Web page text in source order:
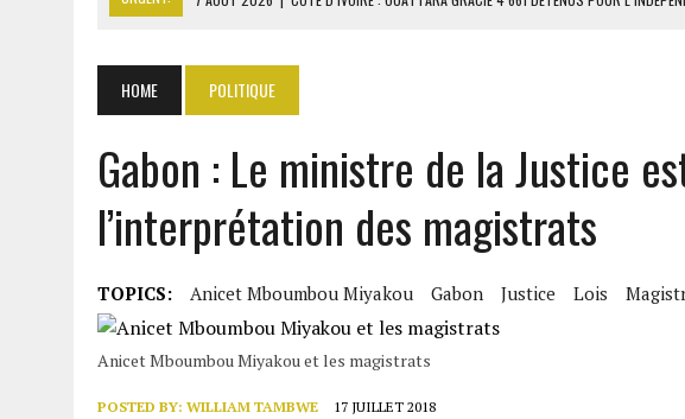
7 AOÛT 2026 | GAZ GTA : KOSMOS ENERGY ACTUALISE L’AVANCEMENT DU PROJET SÉNÉGALO-
7 AOÛT 2026
OUATTARA APPELLE À L’UNION NATIONALE POUR BÂTIR LA GRANDE CÔTE D’IVOIRE
HOME POLITIQUE
Gabon : Le ministre de la Justice
l’interprétation des magistrats
TOPICS: Anicet Mboumbou Miyakou Gabon Justice Lois
Anicet Mboumbou Miyakou et les magistrats
POSTED BY: WILLIAM TAMBWE 17 JUILLET 2018